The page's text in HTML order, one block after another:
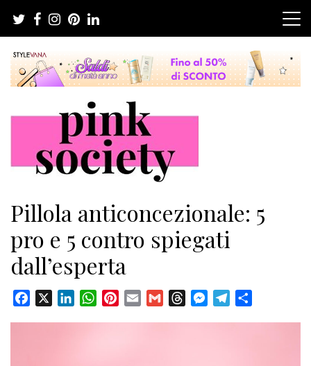
contenuto
Pink Society
Pillola anticoncezionale: 5
pro e 5 contro spiegati
dall’esperta
Facebook LinkedInWhatsAppPinterest
Email Gmail ThreadsMessenger
Telegram